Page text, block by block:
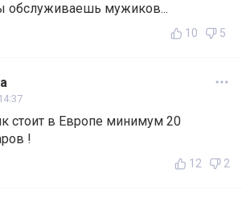
обслуживаешь мужиков...
10 5
стоит в Европе минимум 20
!
12 2